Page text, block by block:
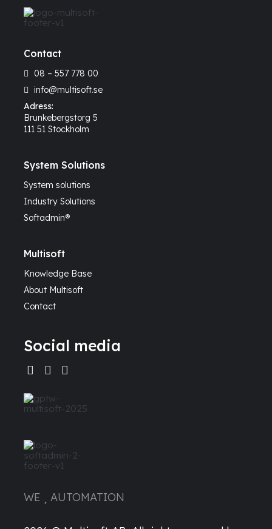
Contact
08 – 557 778 00
info@multisoft.se
Adress:
Brunkebergstorg 5
111 51 Stockholm
System Solutions
System solutions
Industry Solutions
Softadmin®
Multisoft
Knowledge Base
About Multisoft
Contact
Social media
WE AUTOMATION